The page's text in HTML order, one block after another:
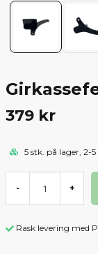
379 kr
5 stk. på lager, 2-
- +
Rask levering med